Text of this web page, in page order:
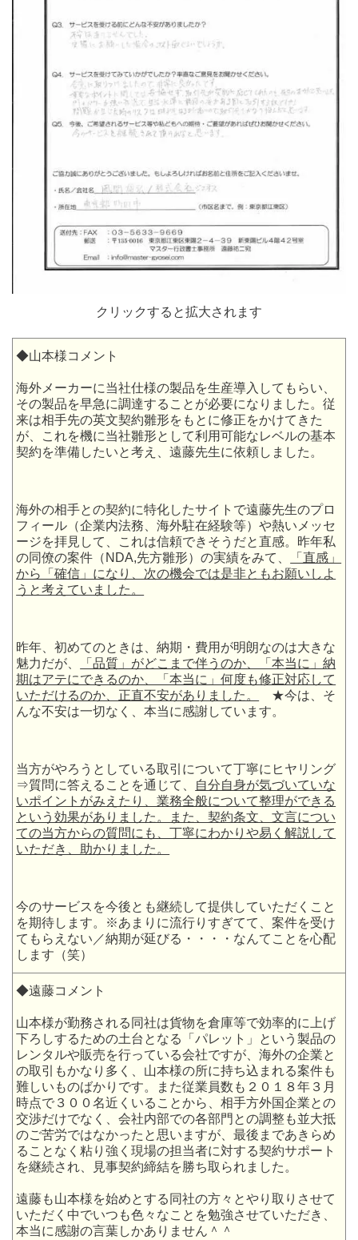
クリックすると拡大されます
◆山本様コメント
海外メーカーに当社仕様の製品を生産導入してもらい、
その製品を早急に調達することが必要になりました。従
来は相手先の英文契約雛形をもとに修正をかけてきた
が、これを機に当社雛形として利用可能なレベルの基本
契約を準備したいと考え、遠藤先生に依頼しました。
海外の相手との契約に特化したサイトで遠藤先生のプロ
フィール（企業内法務、海外駐在経験等）や熱いメッセ
ージを拝見して、これは信頼できそうだと直感。昨年私
の同僚の案件（NDA,先方雛形）の実績をみて、
「直感」
から「確信」になり、次の機会では是非ともお願いしよ
うと考えていました。
昨年、初めてのときは、納期・費用が明朗なのは大きな
魅力だが、
「品質」がどこまで伴うのか、「本当に」納
期はアテにできるのか、「本当に」何度も修正対応して
いただけるのか、正直不安がありました。
★今は、そ
んな不安は一切なく、本当に感謝しています。
当方がやろうとしている取引について丁寧にヒヤリング
⇒質問に答えることを通じて、
自分自身が気づいていな
いポイントがみえたり、業務全般について整理ができる
という効果がありました。また、契約条文、文言につい
ての当方からの質問にも、丁寧にわかりや易く解説して
いただき、助かりました。
今のサービスを今後とも継続して提供していただくこと
を期待します。※あまりに流行りすぎてて、案件を受け
てもらえない／納期が延びる・・・・なんてことを心配
します（笑）
◆遠藤コメント
山本様が勤務される同社は貨物を倉庫等で効率的に上げ
下ろしするための土台となる「パレット」という製品の
レンタルや販売を行っている会社ですが、海外の企業と
の取引もかなり多く、山本様の所に持ち込まれる案件も
難しいものばかりです。また従業員数も２０１８年３月
時点で３００名近くいることから、相手方外国企業との
交渉だけでなく、会社内部での各部門との調整も並大抵
のご苦労ではなかったと思いますが、最後まであきらめ
ることなく粘り強く現場の担当者に対する契約サポート
を継続され、見事契約締結を勝ち取られました。
遠藤も山本様を始めとする同社の方々とやり取りさせて
いただく中でいつも色々なことを勉強させていただき、
本当に感謝の言葉しかありません＾＾